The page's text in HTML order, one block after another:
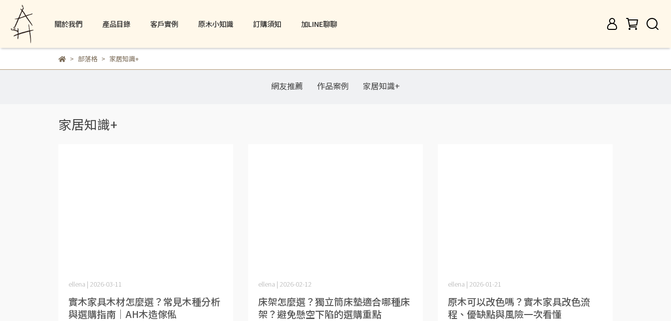
關於我們 產品目錄 客戶實例 原木小知識 訂購須知 加LINE聊聊
部落格 家居知識+
網友推薦 作品案例 家居知識+
家居知識+
實木家具木材怎麼選？常見木種分析
與選購指南｜AH木造傢俬
ellena | 2026-03-11
床架怎麼選？獨立筒床墊適合哪種床
架？避免懸空下陷的選購重點
ellena | 2026-02-12
原木可以改色嗎？實木家具改色流
程、優缺點與風險一次看懂
ellena | 2026-01-21